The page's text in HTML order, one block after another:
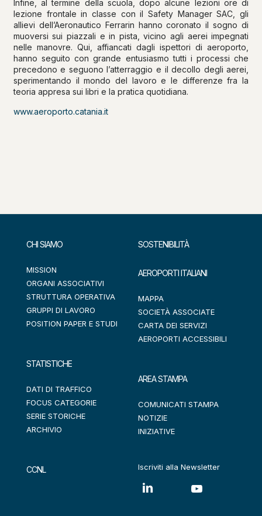
Infine, al termine della scuola, dopo alcune lezioni ore di
lezione frontale in classe con il Safety Manager SAC, gli
allievi dell’Aeronautico Ferrarin hanno coronato il sogno di
muoversi sui piazzali e in pista, vicino agli aerei impegnati
nelle manovre. Qui, affiancati dagli ispettori di aeroporto,
hanno seguito con grande entusiasmo tutti i processi che
precedono e seguono l’atterraggio e il decollo degli aerei,
sperimentando il mondo del lavoro e le differenze fra la
teoria appresa sui libri e la pratica quotidiana.
www.aeroporto.catania.it
CHI SIAMO
MISSION
ORGANI ASSOCIATIVI
STRUTTURA OPERATIVA
GRUPPI DI LAVORO
POSITION PAPER E STUDI
STATISTICHE
DATI DI TRAFFICO
FOCUS CATEGORIE
SERIE STORICHE
ARCHIVIO
CCNL
SOSTENIBILITÀ
AEROPORTI ITALIANI
MAPPA
SOCIETÀ ASSOCIATE
CARTA DEI SERVIZI
AEROPORTI ACCESSIBILI
AREA STAMPA
COMUNICATI STAMPA
NOTIZIE
INIZIATIVE
Iscriviti alla Newsletter